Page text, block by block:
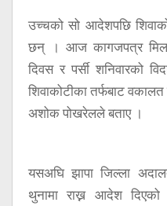
उच्चको सो आदेशपछि
छन् । आज कागजपत्र
दिवस र पर्सी शनिवारको
शिवाकोटीका तर्फबाट
अशोक पोखरेलले बताए ।
यसअघि झापा जिल्ला
थुनामा राख्न आदेश